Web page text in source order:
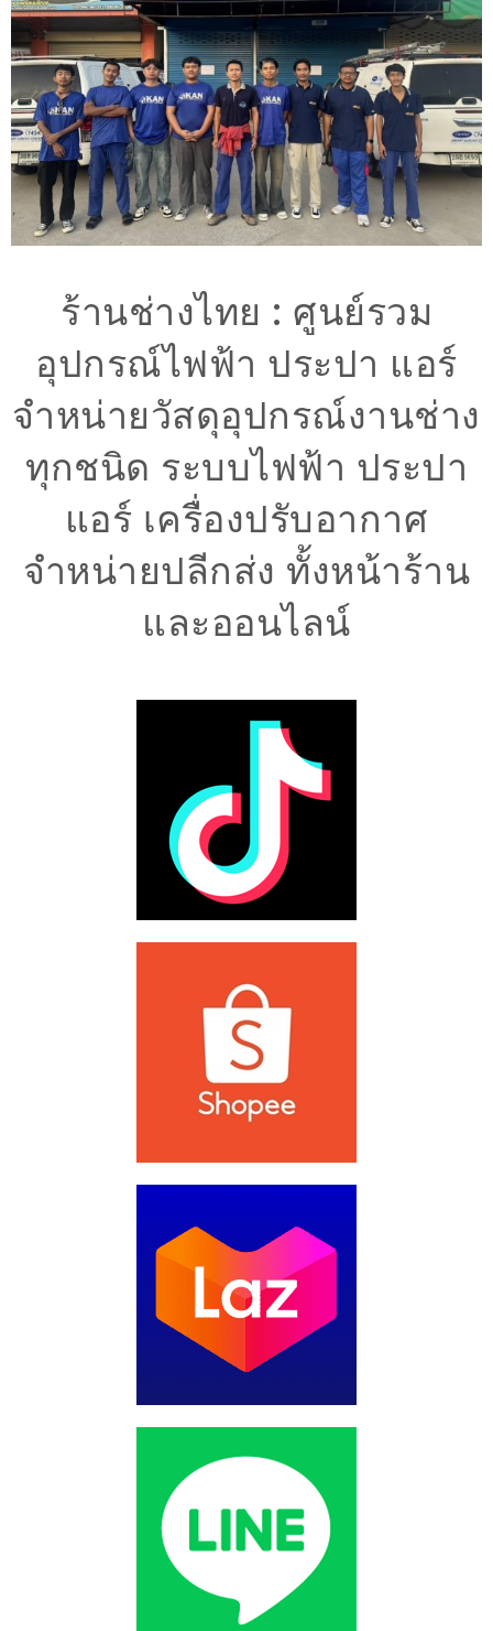
ร้านช่างไทย : ศูนย์รวม
อุปกรณ์ไฟฟ้า ประปา แอร์
จำหน่ายวัสดุอุปกรณ์งานช่าง
ทุกชนิด ระบบไฟฟ้า ประปา
แอร์ เครื่องปรับอากาศ
จำหน่ายปลีกส่ง ทั้งหน้าร้าน
และออนไลน์​